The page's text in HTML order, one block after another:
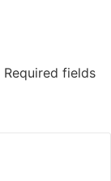
Required fields